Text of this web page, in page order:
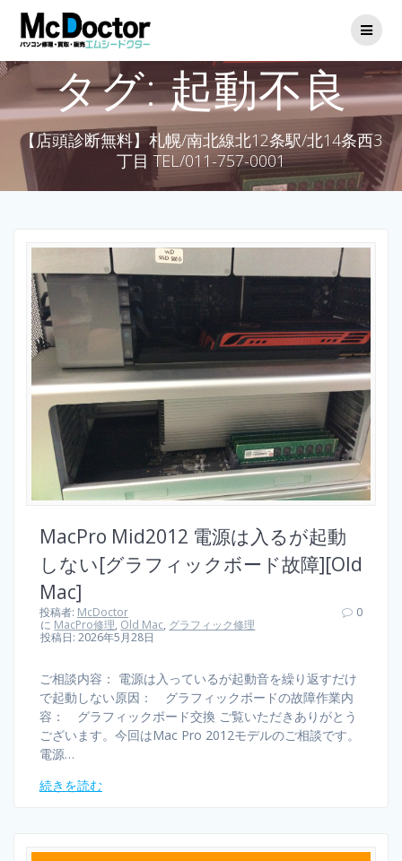
タグ:起動不良
【店頭診断無料】札幌/南北線北12条駅/北14条西3
丁目 TEL/011-757-0001
MacPro Mid2012 電源は入るが起動
しない[グラフィックボード故障][Old
Mac]
投稿者: McDoctor
に MacPro修理, Old Mac, グラフィック修理
投稿日: 2026年5月28日
0
ご相談内容： 電源は入っているが起動音を繰り返すだけ
で起動しない原因： グラフィックボードの故障作業内
容： グラフィックボード交換 ご覧いただきありがとう
ございます。今回はMac Pro 2012モデルのご相談です。
電源…
続きを読む